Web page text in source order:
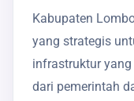
Kabupaten
yang strategis
infrastruktur
dari pemerintah